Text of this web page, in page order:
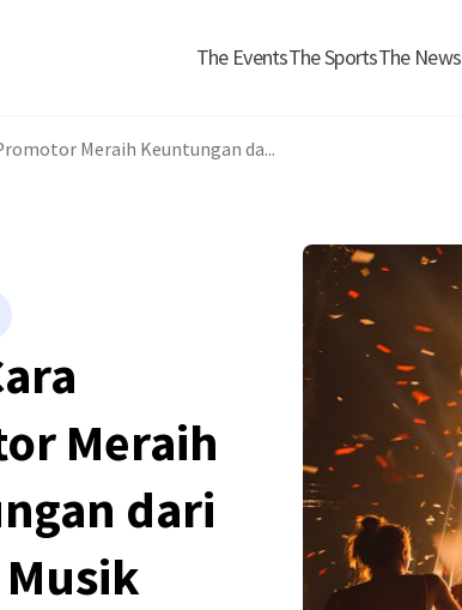
The EventsThe SportsThe News
Meraih Keuntungan da...
Meraih
dari